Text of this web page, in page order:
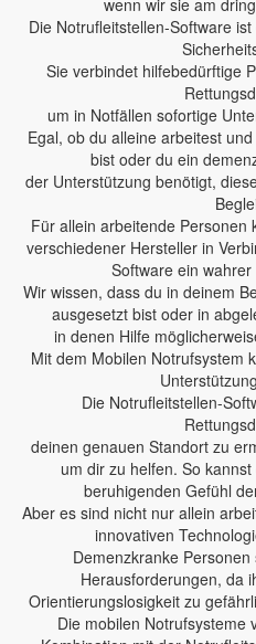
wenn wir sie am
Die Notrufleitstellen-Software
Sie verbindet hilfebedürftige
um in Notfällen sofortige
Egal, ob du alleine arbeitest
bist oder du ein
der Unterstützung benötigt,
Für allein arbeitende Personen
verschiedener Hersteller in
Software ein
Wir wissen, dass du in deinem
ausgesetzt bist oder in
in denen Hilfe
Mit dem Mobilen Notrufsystem
Die Notrufleitstellen-
deinen genauen Standort zu
um dir zu helfen. So
beruhigenden Gefühl
Aber es sind nicht nur allein
innovativen
Demenzkranke
Herausforderungen, da
Orientierungslosigkeit zu
Die mobilen Notrufsysteme